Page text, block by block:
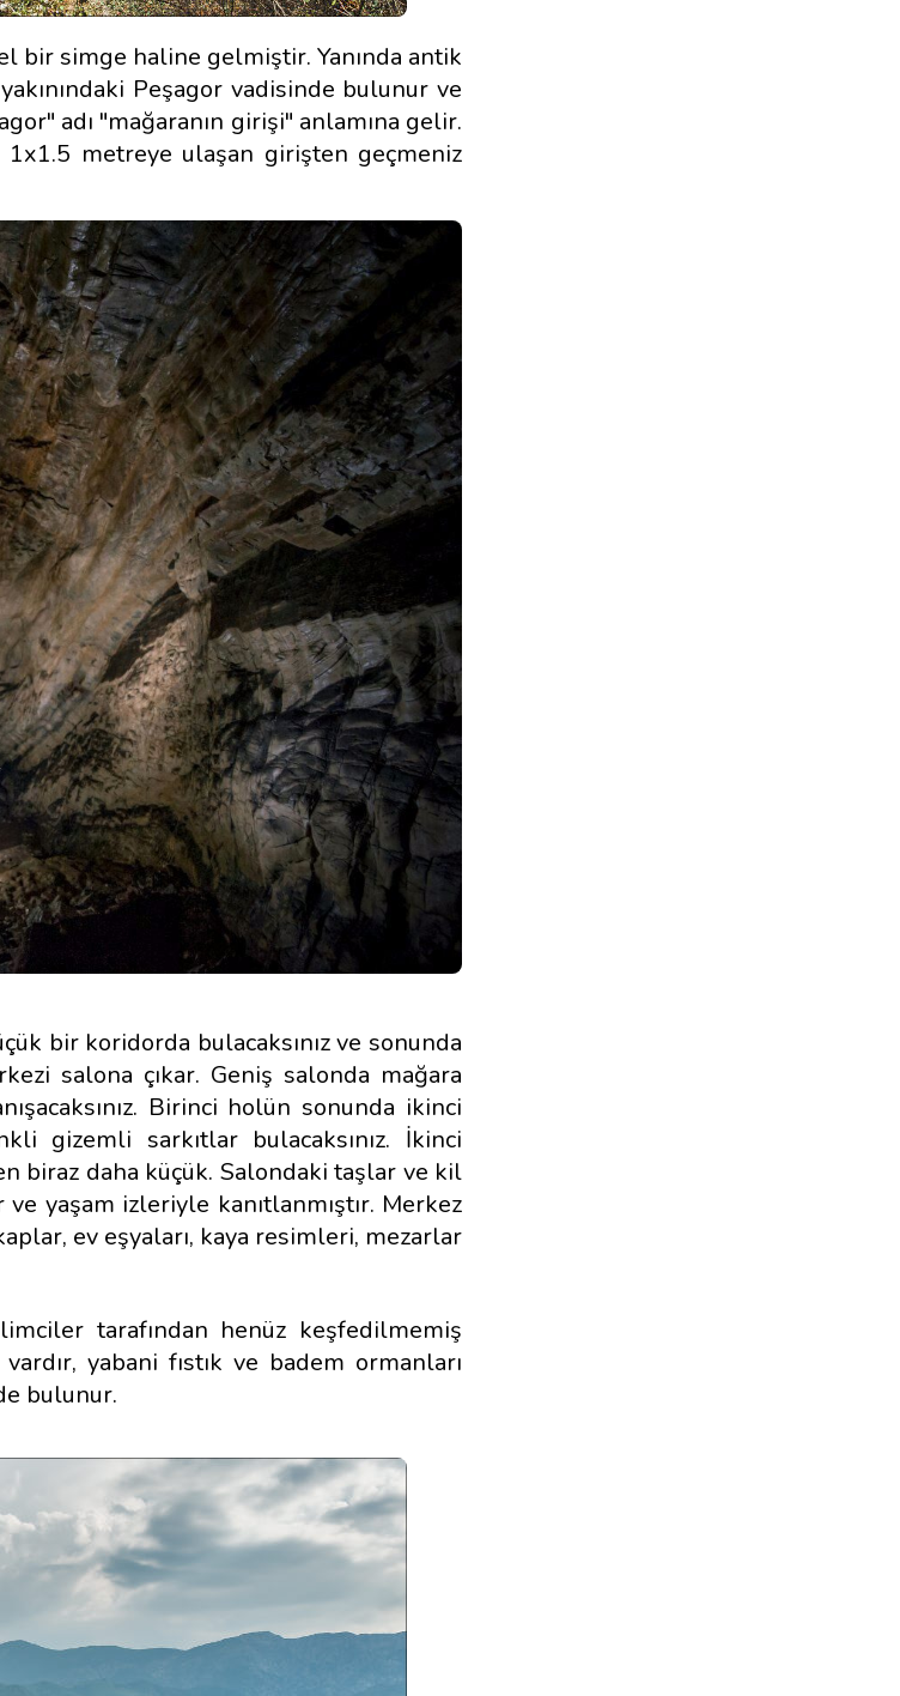
simge haline gelmiştir. Yanında antik
Peşagor vadisinde bulunur ve
adı "mağaranın girişi" anlamına gelir.
metreye ulaşan girişten geçmeniz
bir koridorda bulacaksınız ve sonunda
salona çıkar. Geniş salonda mağara
Birinci holün sonunda ikinci
gizemli sarkıtlar bulacaksınız. İkinci
biraz daha küçük. Salondaki taşlar ve kil
ve yaşam izleriyle kanıtlanmıştır. Merkez
ev eşyaları, kaya resimleri, mezarlar
tarafından henüz keşfedilmemiş
yabani fıstık ve badem ormanları
bulunur.